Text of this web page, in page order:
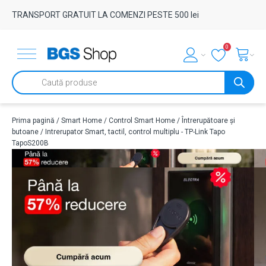
TRANSPORT GRATUIT LA COMENZI PESTE 500 lei
0
Products
search
Prima pagină / Smart Home / Control Smart Home / Întrerupătoare și
butoane / Intrerupator Smart, tactil, control multiplu - TP-Link Tapo
TapoS200B